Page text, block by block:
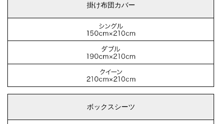
掛け布団カバー
ボックスシーツ